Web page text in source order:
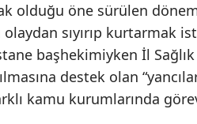
olduğu öne sürülen
sıyırıp kurtarmak
başhekimiyken İl
destek olan
kamu kurumlarında